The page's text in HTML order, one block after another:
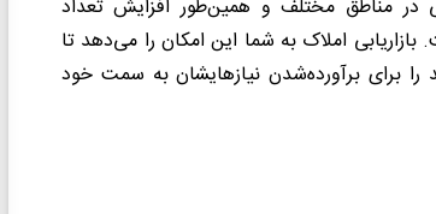
مناطق مختلف و همین‌طور افزایش تعداد
املاک به شما این امکان را می‌دهد تا
برای برآورده‌شدن نیازهایشان به سمت خود